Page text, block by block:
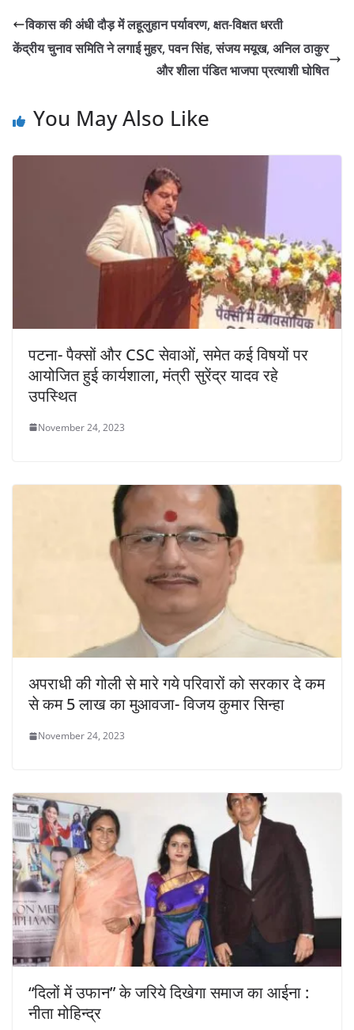
विकास की अंधी दौड़ में लहूलुहान पर्यावरण, क्षत-विक्षत धरती
केंद्रीय चुनाव समिति ने लगाई मुहर, पवन सिंह, संजय मयूख, अनिल ठाकुर
और शीला पंडित भाजपा प्रत्याशी घोषित
You May Also Like
पटना- पैक्सों और CSC सेवाओं, समेत कई विषयों पर
आयोजित हुई कार्यशाला, मंत्री सुरेंद्र यादव रहे
उपस्थित
November 24, 2023
अपराधी की गोली से मारे गये परिवारों को सरकार दे कम
से कम 5 लाख का मुआवजा- विजय कुमार सिन्हा
November 24, 2023
“दिलों में उफान” के जरिये दिखेगा समाज का आईना :
नीता मोहिन्द्र